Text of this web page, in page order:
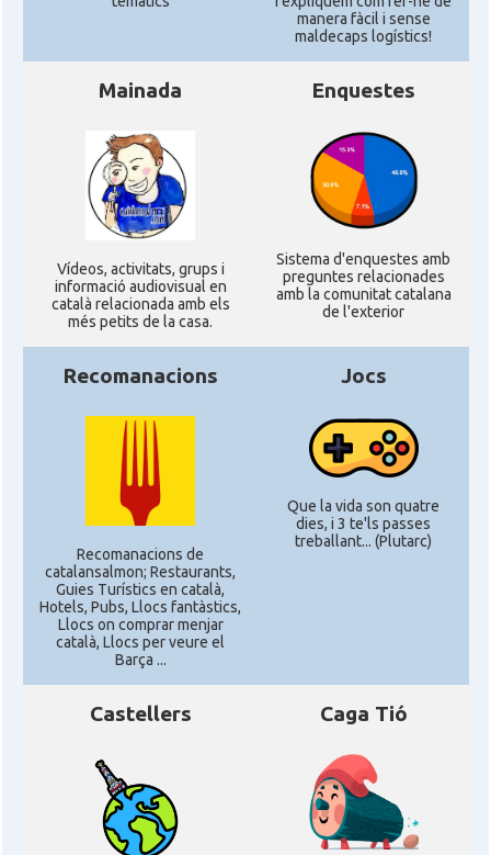
Catalans a TENNESSEE
CAMON Catalans a UTAH
CAMON Catalans a VIRGINIA
CAMON Catalans a WASHINGTON DC
CAMON Catalans a WISCONSIN
CAMON Catalans a WYOMING
Casal
Studies (AICS)
Casal Casal Català del Nord de Califòrnia
Casal
Casal dels Països Catalans a
Catalan Institute of America
Casal Fundació Paulí Bellet
Casal
North American Catalan Society
(NACS)
manera fàcil i sense
maldecaps logí­stics!
Mainada
Ví­deos, activitats, grups i
informació audiovisual en
català relacionada amb els
més petits de la casa.
Enquestes
Sistema d'enquestes amb
preguntes relacionades
amb la comunitat catalana
de l'exterior
Recomanacions
Recomanacions de
catalansalmon; Restaurants,
Guies Turístics en català,
Hotels, Pubs, Llocs fantàstics,
Llocs on comprar menjar
català, Llocs per veure el
Barça ...
Jocs
Que la vida son quatre
dies, i 3 te'ls passes
treballant... (Plutarc)
Castellers Caga Tió